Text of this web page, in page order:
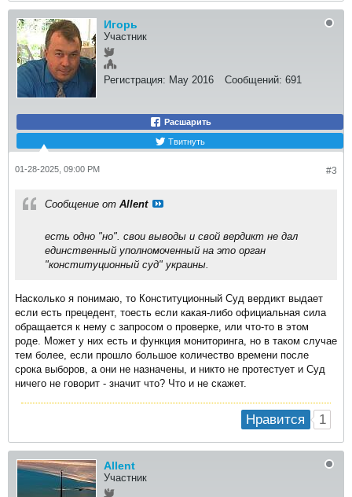
Игорь
Участник
Регистрация: May 2016 Сообщений: 691
Расшарить
Твитнуть
#3
01-28-2025, 09:00 PM
Сообщение от Allent
есть одно "но". свои выводы и свой вердикт не дал
единственный уполномоченный на это орган
"конституционный суд" украины.
Насколько я понимаю, то Конституционный Суд вердикт выдает
если есть прецедент, тоесть если какая-либо официальная сила
обращается к нему с запросом о проверке, или что-то в этом
роде. Может у них есть и функция мониторинга, но в таком случае
тем более, если прошло большое количество времени после
срока выборов, а они не назначены, и никто не протестует и Суд
ничего не говорит - значит что? Что и не скажет.
Нравится 1
Allent
Участник